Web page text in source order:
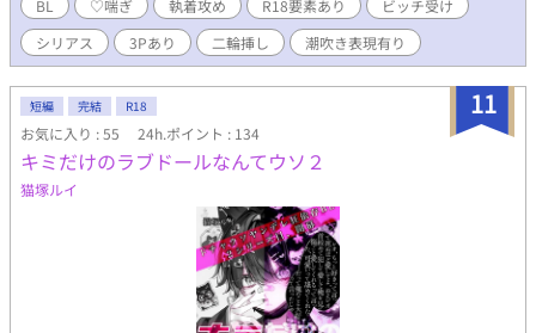
けた呪いを胸に、今夜も凛太は新しい獲物を探して高級バーで狩
りをする。 そこで出会ったのは、人気絶頂の国民的俳優、瀬名蓮
(せなれん)。 「嘘だけで塗り固めた、最高に綺麗な夜を過ごそう
か。」 そんな甘い誘いに乗り、ホテルで熱い口づけを交わした瞬
間、最悪の再会が訪れる。 「俺のシマで、えらい派手に稼いでる
みたいやなぁ、リンちゃん♡」 そこに現れたのは、3年前、凛太
の浮気が原因で酷い別れ方をしたヤクザの元カレ・鮫島竜生(さめ
じまたつき)だった。その後、地獄のような展開に発展し、救いよ
うのない過去を背負った不幸ビッチが二人の執着男と共に堕ちて
いく、究極共依存どろどろラブストーリー。 －－－－－－－－－
－－－－－－ ⚠️注意⚠️ ※がっつりR-18【♡濁点喘ぎ、3P、無理
矢理、潮噴き、二輪刺し、結腸責め、根性焼き等の微暴力表現あ
り】 ※人によってはメリバ？ハピエン？です ※受けが虐待や性被
害にあう表現あり ※攻め'sがとにかく執着型。執念が恐ろしい ※
BL ♡喘ぎ 執着攻め R18要素あり
ビッチ受け
シリアス
3Pあり 二輪挿し 潮吹き表現有り
11
短編 完結 R18
お気に入り : 55 24h.ポイント : 134
キミだけのラブドールなんてウソ２
猫塚ルイ